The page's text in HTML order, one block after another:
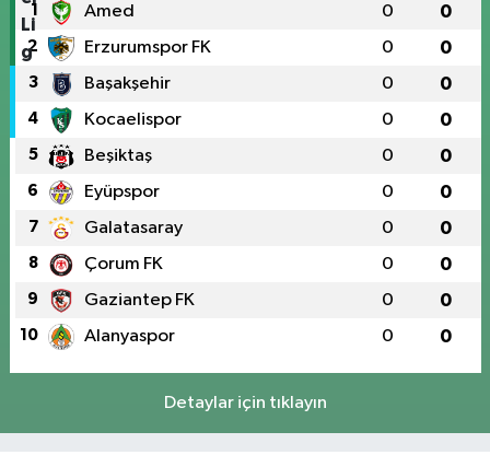
1 Amed 0 0
2 Erzurumspor FK 0 0
3 Başakşehir 0 0
4 Kocaelispor 0 0
5 Beşiktaş 0 0
6 Eyüpspor 0 0
7 Galatasaray 0 0
8 Çorum FK 0 0
9 Gaziantep FK 0 0
10 Alanyaspor 0 0
Detaylar için tıklayın